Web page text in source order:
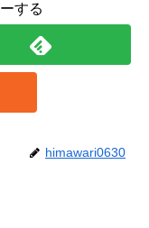
する
himawari0630